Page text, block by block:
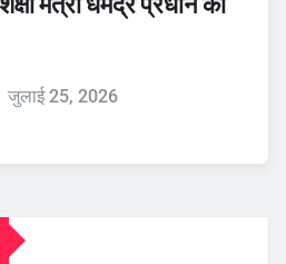
जुलाई 25, 2026